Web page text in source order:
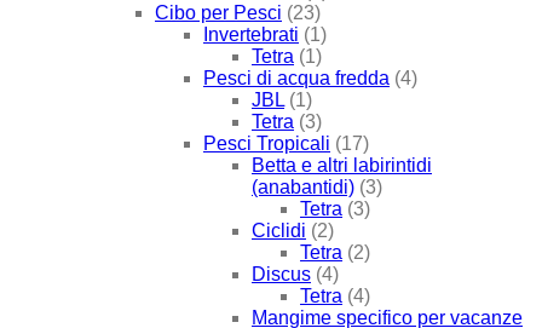
Cibo per Pesci (23)
Invertebrati (1)
Tetra (1)
Pesci di acqua fredda (4)
JBL (1)
Tetra (3)
Pesci Tropicali (17)
Betta e altri labirintidi
(anabantidi) (3)
Tetra (3)
Ciclidi (2)
Tetra (2)
Discus (4)
Tetra (4)
Mangime specifico per vacanze